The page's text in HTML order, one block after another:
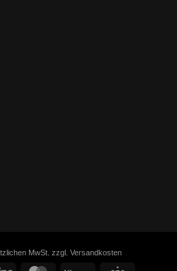
MwSt. zzgl. Versandkosten